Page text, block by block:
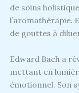
de soins
l’aromathérapie.
de gouttes à
Edward Bach a
mettant en
émotionnel. Son